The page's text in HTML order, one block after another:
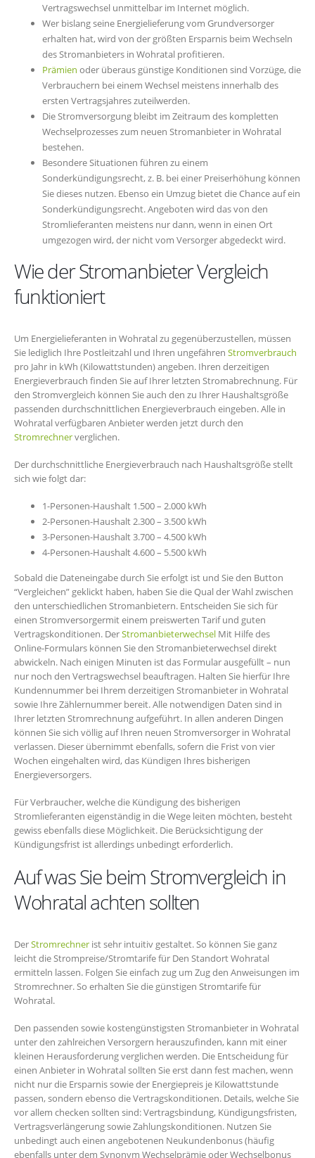
Vertragswechsel unmittelbar im Internet möglich.
Wer bislang seine Energielieferung vom Grundversorger
erhalten hat, wird von der größten Ersparnis beim Wechseln
des Stromanbieters in Wohratal profitieren.
Prämien oder überaus günstige Konditionen sind Vorzüge, die
Verbrauchern bei einem Wechsel meistens innerhalb des
ersten Vertragsjahres zuteilwerden.
Die Stromversorgung bleibt im Zeitraum des kompletten
Wechselprozesses zum neuen Stromanbieter in Wohratal
bestehen.
Besondere Situationen führen zu einem
Sonderkündigungsrecht, z. B. bei einer Preiserhöhung können
Sie dieses nutzen. Ebenso ein Umzug bietet die Chance auf ein
Sonderkündigungsrecht. Angeboten wird das von den
Stromlieferanten meistens nur dann, wenn in einen Ort
umgezogen wird, der nicht vom Versorger abgedeckt wird.
Wie der Stromanbieter Vergleich
funktioniert
Um Energielieferanten in Wohratal zu gegenüberzustellen, müssen
Sie lediglich Ihre Postleitzahl und Ihren ungefähren Stromverbrauch
pro Jahr in kWh (Kilowattstunden) angeben. Ihren derzeitigen
Energieverbrauch finden Sie auf Ihrer letzten Stromabrechnung. Für
den Stromvergleich können Sie auch den zu Ihrer Haushaltsgröße
passenden durchschnittlichen Energieverbrauch eingeben. Alle in
Wohratal verfügbaren Anbieter werden jetzt durch den
Stromrechnerverglichen.
Der durchschnittliche Energieverbrauch nach Haushaltsgröße stellt
sich wie folgt dar:
1-Personen-Haushalt 1.500 – 2.000 kWh
2-Personen-Haushalt 2.300 – 3.500 kWh
3-Personen-Haushalt 3.700 – 4.500 kWh
4-Personen-Haushalt 4.600 – 5.500 kWh
Sobald die Dateneingabe durch Sie erfolgt ist und Sie den Button
“Vergleichen” geklickt haben, haben Sie die Qual der Wahl zwischen
den unterschiedlichen Stromanbietern. Entscheiden Sie sich für
einen Stromversorgermit einem preiswerten Tarif und guten
Vertragskonditionen. DerStromanbieterwechsel Mit Hilfe des
Online-Formulars können Sie den Stromanbieterwechsel direkt
abwickeln. Nach einigen Minuten ist das Formular ausgefüllt – nun
nur noch den Vertragswechsel beauftragen. Halten Sie hierfür Ihre
Kundennummer bei Ihrem derzeitigen Stromanbieter in Wohratal
sowie Ihre Zählernummer bereit. Alle notwendigen Daten sind in
Ihrer letzten Stromrechnung aufgeführt. In allen anderen Dingen
können Sie sich völlig auf Ihren neuen Stromversorger in Wohratal
verlassen. Dieser übernimmt ebenfalls, sofern die Frist von vier
Wochen eingehalten wird, das Kündigen Ihres bisherigen
Energieversorgers.
Für Verbraucher, welche die Kündigung des bisherigen
Stromlieferanten eigenständig in die Wege leiten möchten, besteht
gewiss ebenfalls diese Möglichkeit. Die Berücksichtigung der
Kündigungsfrist ist allerdings unbedingt erforderlich.
Auf was Sie beim Stromvergleich in
Wohratal achten sollten
DerStromrechner ist sehr intuitiv gestaltet. So können Sie ganz
leicht die Strompreise/Stromtarife für Den Standort Wohratal
ermitteln lassen. Folgen Sie einfach zug um Zug den Anweisungen im
Stromrechner. So erhalten Sie die günstigen Stromtarife für
Wohratal.
Den passenden sowie kostengünstigsten Stromanbieter in Wohratal
unter den zahlreichen Versorgern herauszufinden, kann mit einer
kleinen Herausforderung verglichen werden. Die Entscheidung für
einen Anbieter in Wohratal sollten Sie erst dann fest machen, wenn
nicht nur die Ersparnis sowie der Energiepreis je Kilowattstunde
passen, sondern ebenso die Vertragskonditionen. Details, welche Sie
vor allem checken sollten sind: Vertragsbindung, Kündigungsfristen,
Vertragsverlängerung sowie Zahlungskonditionen. Nutzen Sie
unbedingt auch einen angebotenen Neukundenbonus (häufig
ebenfalls unter dem Synonym Wechselprämie oder Wechselbonus